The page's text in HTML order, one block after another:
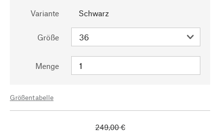
Variante Schwarz
Größe
Menge
Größentabelle
249,00 €